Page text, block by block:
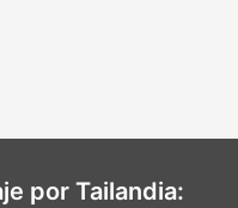
por Tailandia: